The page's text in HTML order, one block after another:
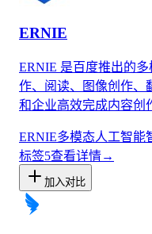
ERNIE
ERNIE 是百度推出的
作、阅读、图像创作、
和企业高效完成内容创
ERNIE多模态人工智能
标签5查看详情→
加入对比